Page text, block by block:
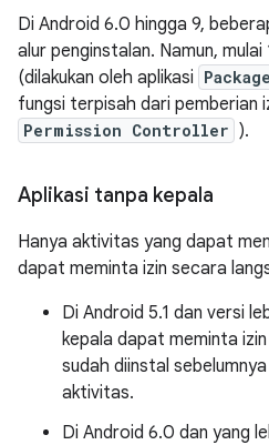
Di Android 6.0 hingga 9,
alur penginstalan. Namun,
(dilakukan oleh aplikasi
fungsi terpisah dari pemberian
Permission Controller ).
Aplikasi tanpa kepala
Hanya aktivitas yang dapat
dapat meminta izin secara
Di Android 5.1 dan versi
kepala dapat meminta
sudah diinstal
aktivitas.
Di Android 6.0 dan yang